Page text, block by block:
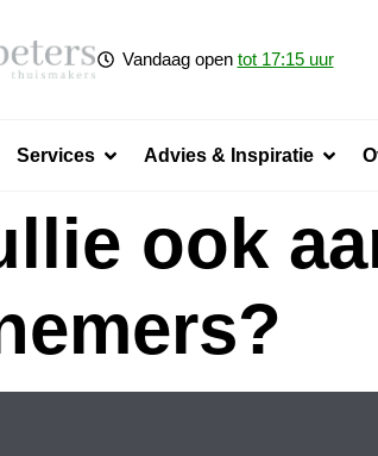
Vandaag open tot 17:15 uur
Services Advies & Inspiratie
ook